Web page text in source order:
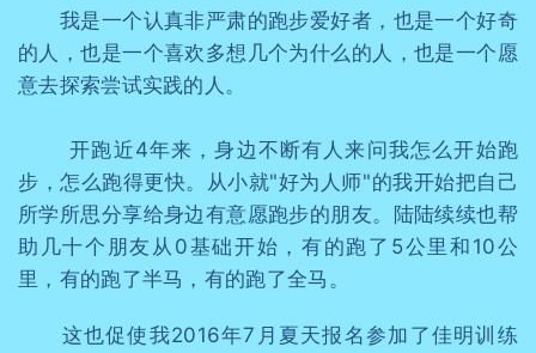
我是一个认真非严肃的跑步爱好者，也是一个好奇
的人，也是一个喜欢多想几个为什么的人，也是一个愿
意去探索尝试实践的人。
开跑近4年来，身边不断有人来问我怎么开始跑
步，怎么跑得更快。从小就"好为人师"的我开始把自己
所学所思分享给身边有意愿跑步的朋友。陆陆续续也帮
助几十个朋友从0基础开始，有的跑了5公里和10公
里，有的跑了半马，有的跑了全马。
这也促使我2016年7月夏天报名参加了佳明训练